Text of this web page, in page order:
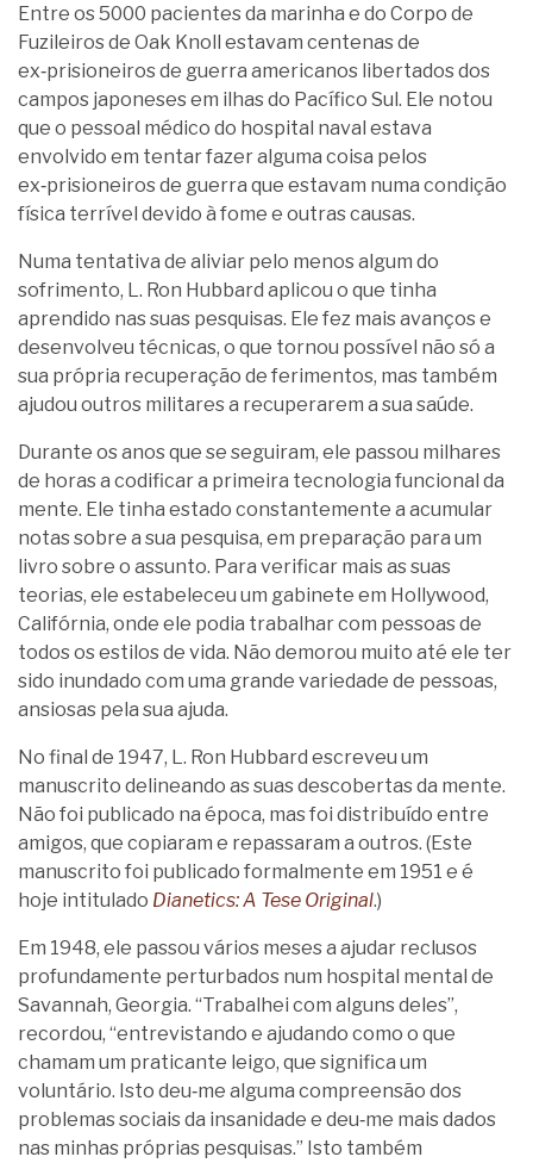
Entre os 5000 pacientes da marinha e do Corpo de
Fuzileiros de Oak Knoll estavam centenas de
ex‑prisioneiros de guerra americanos libertados dos
campos japoneses em ilhas do Pacífico Sul. Ele notou
que o pessoal médico do hospital naval estava
envolvido em tentar fazer alguma coisa pelos
ex‑prisioneiros de guerra que estavam numa condição
física terrível devido à fome e outras causas.
Numa tentativa de aliviar pelo menos algum do
sofrimento, L. Ron Hubbard aplicou o que tinha
aprendido nas suas pesquisas. Ele fez mais avanços e
desenvolveu técnicas, o que tornou possível não só a
sua própria recuperação de ferimentos, mas também
ajudou outros militares a recuperarem a sua saúde.
Durante os anos que se seguiram, ele passou milhares
de horas a codificar a primeira tecnologia funcional da
mente. Ele tinha estado constantemente a acumular
notas sobre a sua pesquisa, em preparação para um
livro sobre o assunto. Para verificar mais as suas
teorias, ele estabeleceu um gabinete em Hollywood,
Califórnia, onde ele podia trabalhar com pessoas de
todos os estilos de vida. Não demorou muito até ele ter
sido inundado com uma grande variedade de pessoas,
ansiosas pela sua ajuda.
No final de 1947, L. Ron Hubbard escreveu um
manuscrito delineando as suas descobertas da mente.
Não foi publicado na época, mas foi distribuído entre
amigos, que copiaram e repassaram a outros. (Este
manuscrito foi publicado formalmente em 1951 e é
hoje intitulado Dianetics: A Tese Original.)
Em 1948, ele passou vários meses a ajudar reclusos
profundamente perturbados num hospital mental de
Savannah, Georgia. “Trabalhei com alguns deles”,
recordou, “entrevistando e ajudando como o que
chamam um praticante leigo, que significa um
voluntário. Isto deu‑me alguma compreensão dos
problemas sociais da insanidade e deu‑me mais dados
nas minhas próprias pesquisas.” Isto também